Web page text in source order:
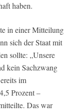
haben.
in einer Mitteilung
sich der Staat mit
sollte: „Unsere
kein Sachzwang
im
Prozent –
Das war